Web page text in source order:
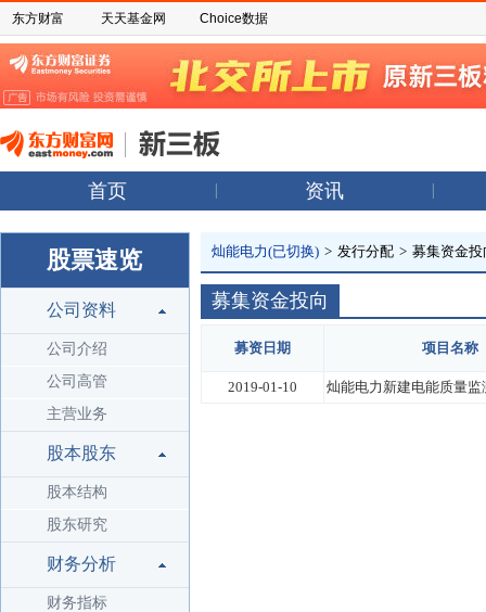
东方财富 天天基金网 Choice数据
首页 资讯
股票速览
公司资料
公司介绍
公司高管
主营业务
股本股东
股本结构
股东研究
财务分析
财务指标
灿能电力(已切换) > 发行分配 > 募集资金投
募集资金投向
募资日期 项目名称
2019-01-10 灿能电力新建电能质量监